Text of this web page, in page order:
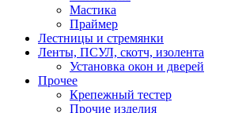
Мастика
Праймер
Лестницы и стремянки
Ленты, ПСУЛ, скотч, изолента
Установка окон и дверей
Прочее
Крепежный тестер
Прочие изделия